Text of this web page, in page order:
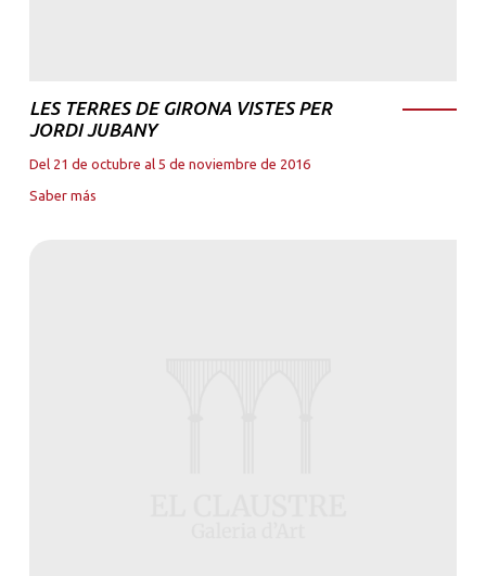
LES TERRES DE GIRONA VISTES PER
JORDI JUBANY
Del 21 de octubre al 5 de noviembre de 2016
Saber más